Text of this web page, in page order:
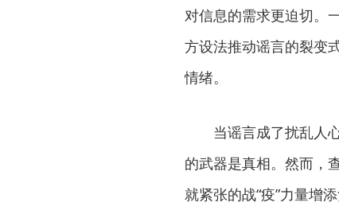
对信息的需求更迫切。
方设法推动谣言的裂变
情绪。
当谣言成了扰乱人
的武器是真相。然而，
就紧张的战“疫”力量增